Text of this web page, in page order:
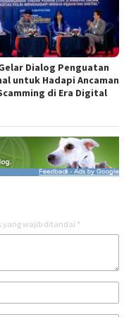
Dialog Penguatan
untuk Hadapi Ancaman
di Era Digital
yang wajib ditandai *